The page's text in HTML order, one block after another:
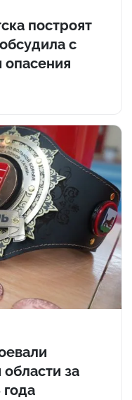
построят
с
за